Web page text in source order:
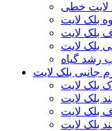
لایت خطی
بلک لایت
بلک لایت
بلک لایت
رشد گیاه
جانبی بلک لایت
بلک لایت
بلک لایت
بلک لایت
بلک لایت